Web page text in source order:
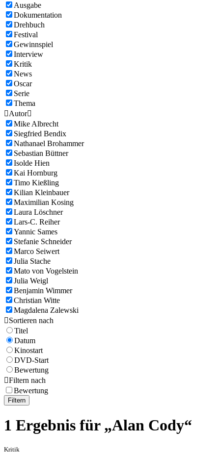
Ausgabe
Dokumentation
Drehbuch
Festival
Gewinnspiel
Interview
Kritik
News
Oscar
Serie
Thema
Autor
Mike Albrecht
Siegfried Bendix
Nathanael Brohammer
Sebastian Büttner
Isolde Hien
Kai Hornburg
Timo Kießling
Kilian Kleinbauer
Maximilian Kosing
Laura Löschner
Lars-C. Reiher
Yannic Sames
Stefanie Schneider
Marco Seiwert
Julia Stache
Mato von Vogelstein
Julia Weigl
Benjamin Wimmer
Christian Witte
Magdalena Zalewski
Sortieren nach
Titel
Datum
Kinostart
DVD-Start
Bewertung
Filtern nach
Bewertung
Filtern
1 Ergebnis für „Alan Cody“
Kritik